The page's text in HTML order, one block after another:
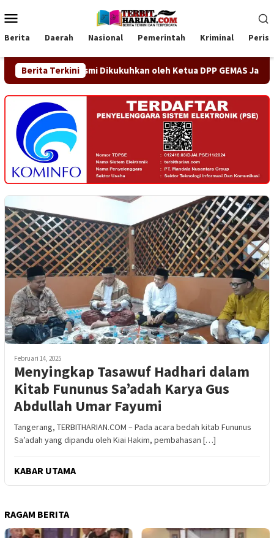
ke
kontenMobile
Berita Daerah Nasional Pemerintah Kriminal
Berita Terkini
Jaya Resmi Dikukuhkan oleh Ketua DPP GEMAS Jaenudin Alen
Februari 14, 2025
Menyingkap Tasawuf Hadhari dalam
Kitab Fununus Sa’adah Karya Gus
Abdullah Umar Fayumi
Tangerang, TERBITHARIAN.COM – Pada acara bedah kitab Fununus
Sa’adah yang dipandu oleh Kiai Hakim, pembahasan […]
KABAR UTAMA
RAGAM BERITA